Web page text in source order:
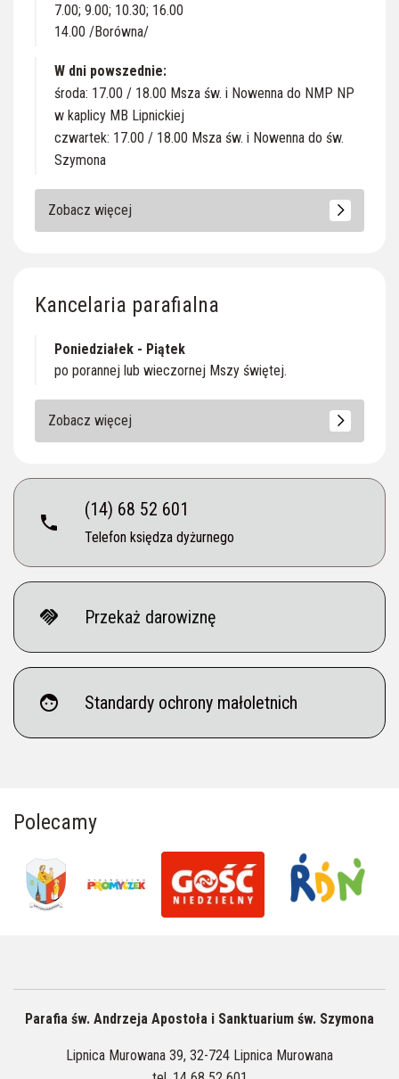
7.00; 9.00; 10.30; 16.00
14.00 /Borówna/
W dni powszednie:
środa: 17.00 / 18.00 Msza św. i Nowenna do NMP NP
w kaplicy MB Lipnickiej
czwartek: 17.00 / 18.00 Msza św. i Nowenna do św.
Szymona
Zobacz więcej
Kancelaria parafialna
Poniedziałek - Piątek
po porannej lub wieczornej Mszy świętej.
Zobacz więcej
phone
(14) 68 52 601
Telefon księdza dyżurnego
handshake Przekaż darowiznę
face Standardy ochrony małoletnich
Polecamy
Parafia św. Andrzeja Apostoła i Sanktuarium św. Szymona
Lipnica Murowana 39, 32-724 Lipnica Murowana